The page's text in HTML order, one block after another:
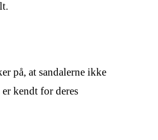
på, at sandalerne ikke
kendt for deres